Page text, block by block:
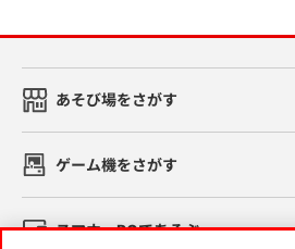
あそび場をさがす
ゲーム機をさがす
スマホ・PCであそぶ